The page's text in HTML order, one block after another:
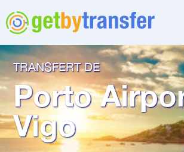
TRANSFERT DE
Porto
Vigo